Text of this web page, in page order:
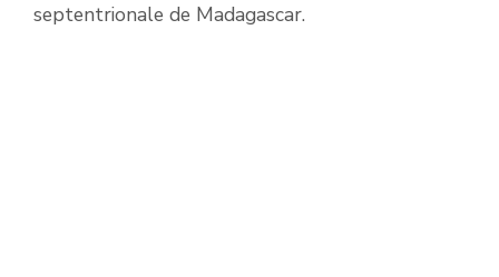
septentrionale de Madagascar.